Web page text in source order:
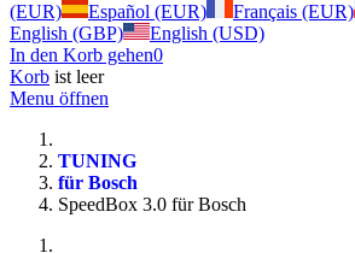
(EUR)
Español (EUR) Français (EUR)
English (GBP)
English (USD)
In den Korb gehen0
Korb ist leer
Menu öffnen
TUNING
für Bosch
SpeedBox 3.0 für Bosch